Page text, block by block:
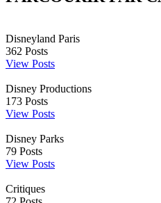
Disneyland Paris
362 Posts
View Posts
Disney Productions
173 Posts
View Posts
Disney Parks
79 Posts
View Posts
Critiques